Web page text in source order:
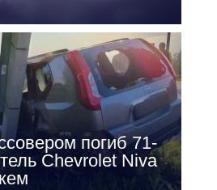
погиб 71-
Chevrolet Niva